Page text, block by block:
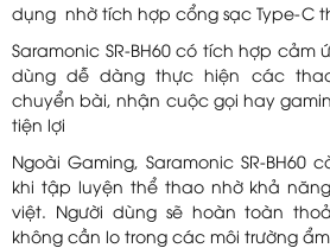
dụng nhờ tích hợp cổng sạc Type-C
Saramonic SR-BH60 có tích hợp cảm
dùng dễ dàng thực hiện các
chuyển bài, nhận cuộc gọi hay
tiện lợi
Ngoài Gaming, Saramonic SR-BH60
khi tập luyện thể thao nhờ khả
việt. Người dùng sẽ hoàn toàn
không cần lo trong các môi trường